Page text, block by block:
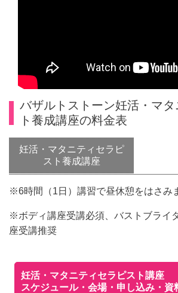
バザルトストーン妊活・マタ
ト養成講座の料金表
妊活・マタニティセラピ
スト養成講座
※6時間（1日）講習で昼休憩をはさみ
※ボディ講座受講必須、バストブライ
座受講推奨
妊活・マタニティセラピスト講座
スケジュール・会場・申し込み・資